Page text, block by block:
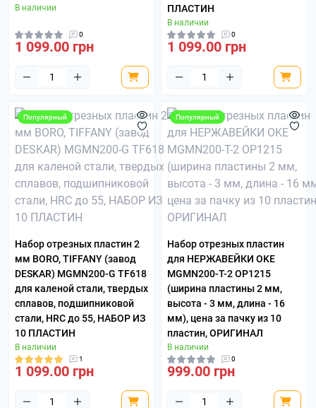
В наличии
0
1 099.00 грн
ПЛАСТИН
В наличии
0
1 099.00 грн
Популярный
Набор отрезных пластин 2
мм BORO, TIFFANY (завод
DESKAR) MGMN200-G TF618
для каленой стали, твердых
сплавов, подшипниковой
стали, HRC до 55, НАБОР ИЗ
10 ПЛАСТИН
В наличии
1
1 099.00 грн
Популярный
Набор отрезных пластин
для НЕРЖАВЕЙКИ OKE
MGMN200-T-2 OP1215
(ширина пластины 2 мм,
высота - 3 мм, длина - 16
мм), цена за пачку из 10
пластин, ОРИГИНАЛ
В наличии
0
999.00 грн